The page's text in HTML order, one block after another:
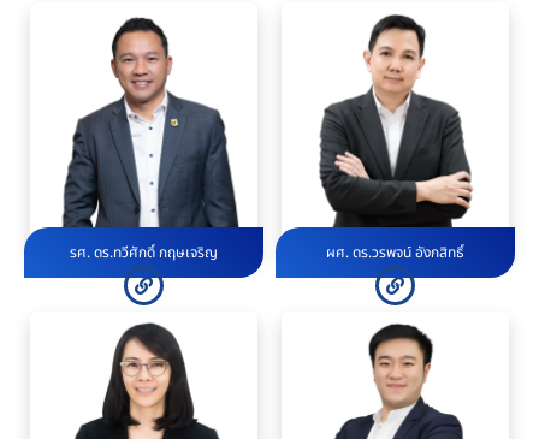
รศ. ดร.ทวีศักดิ์ กฤษเจริญ ผศ. ดร.วรพจน์ อังกสิทธิ์